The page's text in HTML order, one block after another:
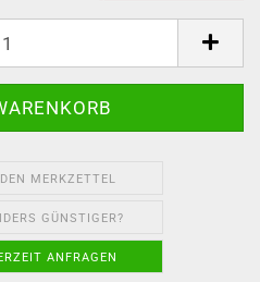
MERKZETTEL
GÜNSTIGER?
ANFRAGEN